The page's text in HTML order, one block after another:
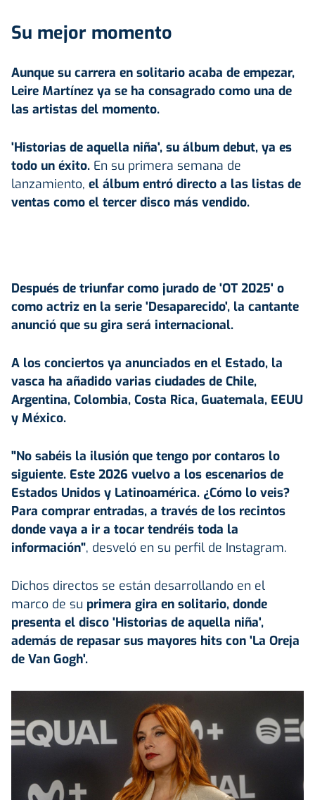
Su mejor momento
Aunque su carrera en solitario acaba de empezar,
Leire Martínez ya se ha consagrado como una de
las artistas del momento.
'Historias de aquella niña', su álbum debut, ya es
todo un éxito. En su primera semana de
lanzamiento, el álbum entró directo a las listas de
ventas como el tercer disco más vendido.
Después de triunfar como jurado de 'OT 2025' o
como actriz en la serie 'Desaparecido', la cantante
anunció que su gira será internacional.
A los conciertos ya anunciados en el Estado, la
vasca ha añadido varias ciudades de Chile,
Argentina, Colombia, Costa Rica, Guatemala, EEUU
y México.
"No sabéis la ilusión que tengo por contaros lo
siguiente. Este 2026 vuelvo a los escenarios de
Estados Unidos y Latinoamérica. ¿Cómo lo veis?
Para comprar entradas, a través de los recintos
donde vaya a ir a tocar tendréis toda la
información", desveló en su perfil de Instagram.
Dichos directos se están desarrollando en el
marco de su primera gira en solitario, donde
presenta el disco 'Historias de aquella niña',
además de repasar sus mayores hits con 'La Oreja
de Van Gogh'.